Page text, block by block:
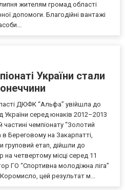
жителям громад області
допомоги. Благодійні вантажі
України стали
ДЮФК “Альфа” увійшла до
України серед юнаків 2012–2013
чемпіонату “Золотий
Береговому на Закарпатті,
груповий етап, дійшли до
на четвертому місці серед 11
ГО “Спортивна молодіжна ліга”
цей результат м...